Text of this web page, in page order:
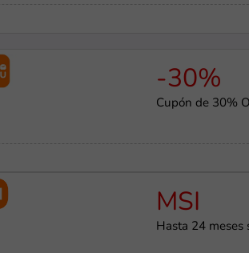
-30%
Cupón de 30%
MSI
Hasta 24 meses